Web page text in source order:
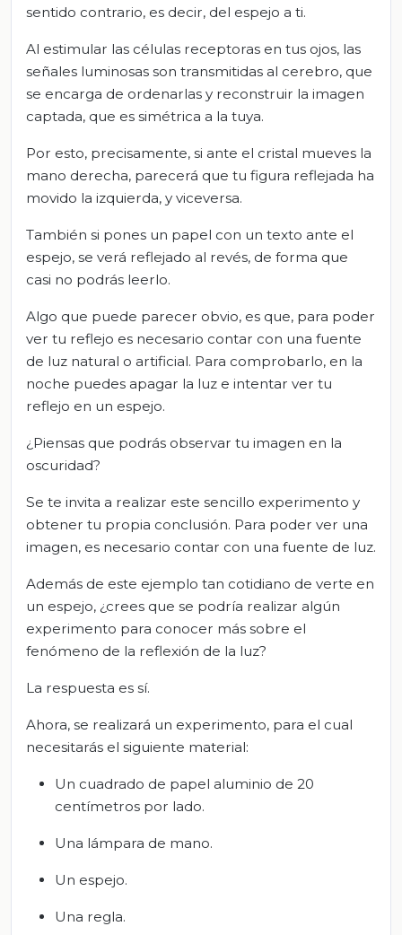
sentido contrario, es decir, del espejo a ti.
Al estimular las células receptoras en tus ojos, las
señales luminosas son transmitidas al cerebro, que
se encarga de ordenarlas y reconstruir la imagen
captada, que es simétrica a la tuya.
Por esto, precisamente, si ante el cristal mueves la
mano derecha, parecerá que tu figura reflejada ha
movido la izquierda, y viceversa.
También si pones un papel con un texto ante el
espejo, se verá reflejado al revés, de forma que
casi no podrás leerlo.
Algo que puede parecer obvio, es que, para poder
ver tu reflejo es necesario contar con una fuente
de luz natural o artificial. Para comprobarlo, en la
noche puedes apagar la luz e intentar ver tu
reflejo en un espejo.
¿Piensas que podrás observar tu imagen en la
oscuridad?
Se te invita a realizar este sencillo experimento y
obtener tu propia conclusión. Para poder ver una
imagen, es necesario contar con una fuente de luz.
Además de este ejemplo tan cotidiano de verte en
un espejo, ¿crees que se podría realizar algún
experimento para conocer más sobre el
fenómeno de la reflexión de la luz?
La respuesta es sí.
Ahora, se realizará un experimento, para el cual
necesitarás el siguiente material:
Un cuadrado de papel aluminio de 20
centímetros por lado.
Una lámpara de mano.
Un espejo.
Una regla.